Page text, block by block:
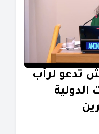
تدعو لرأب
الدولية